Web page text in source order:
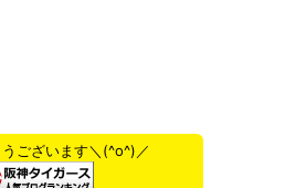
ございます＼(^o^)／